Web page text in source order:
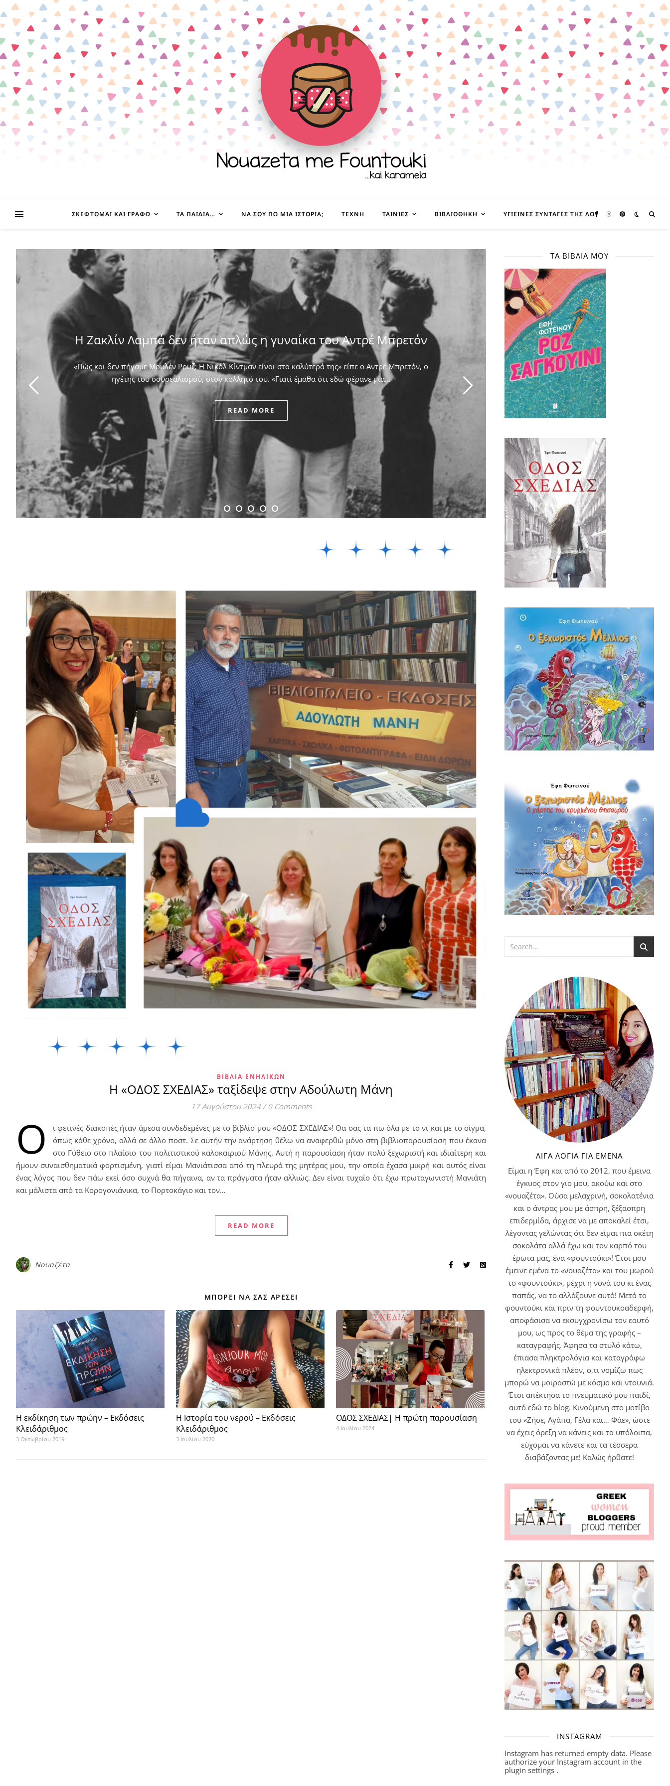
ΣΚΈΦΤΟΜΑΙ ΚΑΙ ΓΡΆΦΩ ΤΑ ΠΑΙΔΊΑ… ΝΑ ΣΟΥ ΠΩ ΜΙΑ ΙΣΤΟΡΊΑ; ΤΈΧΝΗ ΤΑΙΝΊΕΣ ΒΙΒΛΙΟΘΉΚΗ ΥΓΙΕΙΝΈΣ ΣΥΝΤΑΓΈΣ ΤΗΣ ΛΟΥ
Η Ζακλίν Λαμπά δεν ήταν απλώς η γυναίκα του Αντρέ Μπρετόν
«Πώς και δεν πήγαμε Μουλέν Ρουζ; Η Νικόλ Κίντμαν είναι στα καλύτερά της» είπε ο Αντρέ Μπρετόν, ο
ηγέτης του σουρεαλισμού, στον κολλητό του. ​«Γιατί έμαθα ότι εδώ φέρανε μια…
READ MORE
ΒΙΒΛΊΑ ΕΝΗΛΊΚΩΝ
Η «ΟΔΟΣ ΣΧΕΔΙΑΣ» ταξίδεψε στην Αδούλωτη Μάνη
17 Αυγούστου 2024 / 0 Comments
Ο
ι φετινές διακοπές ήταν άμεσα συνδεδεμένες με το βιβλίο μου «ΟΔΟΣ ΣΧΕΔΙΑΣ»! Θα σας τα πω όλα με το νι και με το σίγμα,
όπως κάθε χρόνο, αλλά σε άλλο ποστ. Σε αυτήν την ανάρτηση θέλω να αναφερθώ μόνο στη βιβλιοπαρουσίαση που έκανα
στο Γύθειο στο πλαίσιο του πολιτιστικού καλοκαιριού Μάνης. Αυτή η παρουσίαση ήταν πολύ ξεχωριστή και ιδιαίτερη και
ήμουν συναισθηματικά φορτισμένη, γιατί είμαι Μανιάτισσα από τη πλευρά της μητέρας μου, την οποία έχασα μικρή και αυτός είναι
ένας λόγος που δεν πάω εκεί όσο συχνά θα πήγαινα, αν τα πράγματα ήταν αλλιώς. Δεν είναι τυχαίο ότι έχω πρωταγωνιστή Μανιάτη
και μάλιστα από τα Κορογονιάνικα, το Πορτοκάγιο και τον…
READ MORE
Νουαζέτα
ΜΠΟΡΕΊ ΝΑ ΣΑΣ ΑΡΈΣΕΙ
Η εκδίκηση των πρώην – Εκδόσεις
Κλειδάριθμος
3 Οκτωβρίου 2019
Η Ιστορία του νερού – Εκδόσεις
Κλειδάριθμος
3 Ιουλίου 2020
ΟΔΟΣ ΣΧΕΔΙΑΣ| Η πρώτη παρουσίαση
4 Ιουλίου 2024
ΤΑ ΒΙΒΛΊΑ ΜΟΥ
ΛΊΓΑ ΛΌΓΙΑ ΓΙΑ ΕΜΈΝΑ
Είμαι η Έφη και από το 2012, που έμεινα
έγκυος στον γιο μου, ακούω και στο
«νουαζέτα». Ούσα μελαχρινή, σοκολατένια
και ο άντρας μου με άσπρη, ξέξασπρη
επιδερμίδα, άρχισε να με αποκαλεί έτσι,
λέγοντας γελώντας ότι δεν είμαι πια σκέτη
σοκολάτα αλλά έχω και τον καρπό του
έρωτα μας, ένα «φουντούκι»! Έτσι μου
έμεινε εμένα το «νουαζέτα» και του μωρού
το «φουντούκι», μέχρι η νονά του κι ένας
παπάς, να το αλλάξουνε αυτό! Μετά το
φουντούκι και πριν τη φουντουκοαδερφή,
αποφάσισα να εκσυγχρονίσω τον εαυτό
μου, ως προς το θέμα της γραφής –
καταγραφής. Άφησα τα στυλό κάτω,
έπιασα πληκτρολόγια και καταγράφω
ηλεκτρονικά πλέον, ο,τι νομίζω πως
μπορώ να μοιραστώ με κόσμο και ντουνιά.
Έτσι απέκτησα το πνευματικό μου παιδί,
αυτό εδώ το blog. Κινούμενη στο μοτίβο
του «Ζήσε, Αγάπα, Γέλα και… Φάε», ώστε
να έχεις όρεξη να κάνεις και τα υπόλοιπα,
εύχομαι να κάνετε και τα τέσσερα
διαβάζοντας με! Καλώς ήρθατε!
INSTAGRAM
Instagram has returned empty data. Please
authorize your Instagram account in the
plugin settings .